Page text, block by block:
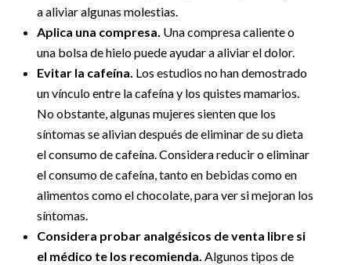
a aliviar algunas molestias.
Aplica una compresa. Una compresa caliente o
una bolsa de hielo puede ayudar a aliviar el dolor.
Evitar la cafeína. Los estudios no han demostrado
un vínculo entre la cafeína y los quistes mamarios.
No obstante, algunas mujeres sienten que los
síntomas se alivian después de eliminar de su dieta
el consumo de cafeína. Considera reducir o eliminar
el consumo de cafeína, tanto en bebidas como en
alimentos como el chocolate, para ver si mejoran los
síntomas.
Considera probar analgésicos de venta libre si
el médico te los recomienda. Algunos tipos de